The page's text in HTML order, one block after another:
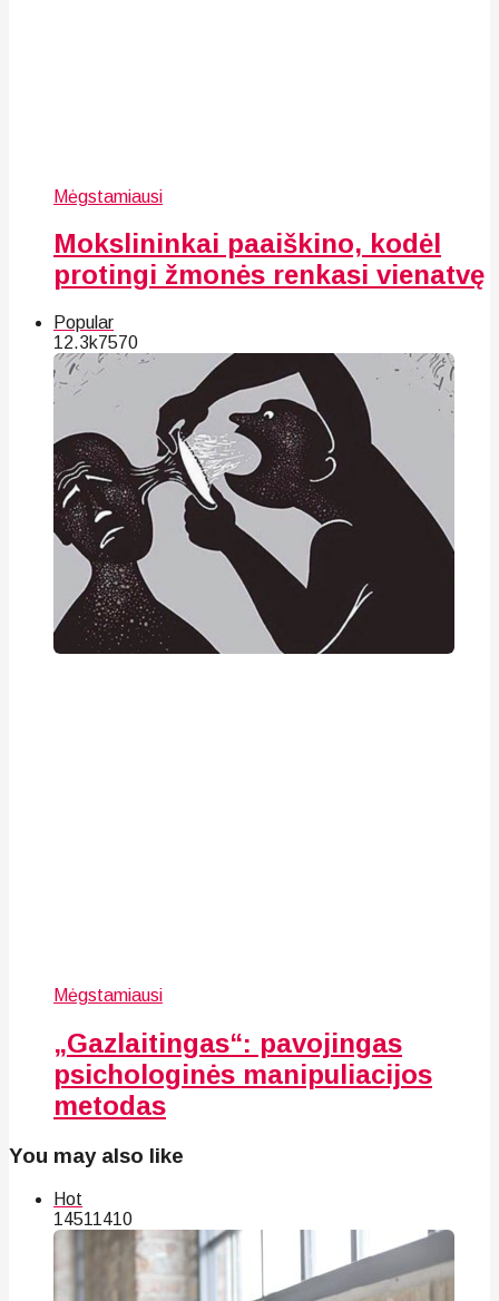
Mėgstamiausi
Mokslininkai paaiškino, kodėl
protingi žmonės renkasi vienatvę
Popular
12.3k7570
Mėgstamiausi
„Gazlaitingas“: pavojingas
psichologinės manipuliacijos
metodas
You may also like
Hot
14511410